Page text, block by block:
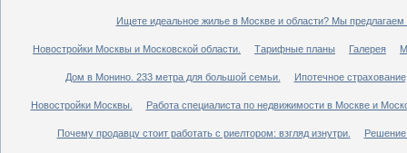
Ищете идеальное жилье в Москве и области? Мы
Новостройки Москвы и Московской области. Тарифные планы Галерея
Дом в Монино. 233 метра для большой семьи. Ипотечное
Новостройки Москвы. Работа специалиста по недвижимости в Москве и
Почему продавцу стоит работать с риелтором: взгляд изнутри.